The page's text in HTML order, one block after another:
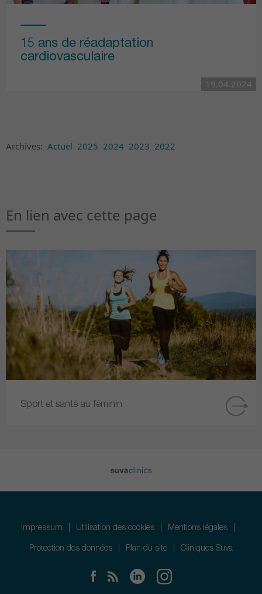
15 ans de réadaptation
cardiovasculaire
19.04.2024
Archives: Actuel 2025 2024 2023 2022
En lien avec cette page
Sport et santé au féminin
Impressum Utilisation des cookies Mentions légales
Protection des données Plan du site Cliniques Suva